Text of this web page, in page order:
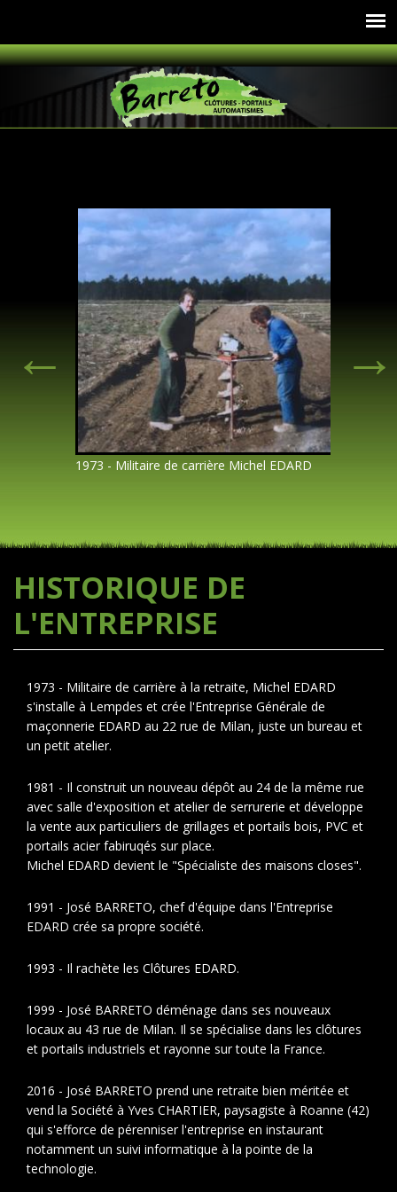
1973 - Militaire de carrière Michel EDARD
HISTORIQUE DE
L'ENTREPRISE
1973 - Militaire de carrière à la retraite, Michel EDARD
s'installe à Lempdes et crée l'Entreprise Générale de
maçonnerie EDARD au 22 rue de Milan, juste un bureau et
un petit atelier.
1981 - Il construit un nouveau dépôt au 24 de la même rue
avec salle d'exposition et atelier de serrurerie et développe
la vente aux particuliers de grillages et portails bois, PVC et
portails acier fabiruqés sur place.
Michel EDARD devient le "Spécialiste des maisons closes".
1991 - José BARRETO, chef d'équipe dans l'Entreprise
EDARD crée sa propre société.
1993 - Il rachète les Clôtures EDARD.
1999 - José BARRETO déménage dans ses nouveaux
locaux au 43 rue de Milan. Il se spécialise dans les clôtures
et portails industriels et rayonne sur toute la France.
2016 - José BARRETO prend une retraite bien méritée et
vend la Société à Yves CHARTIER, paysagiste à Roanne (42)
qui s'efforce de pérenniser l'entreprise en instaurant
notamment un suivi informatique à la pointe de la
technologie.